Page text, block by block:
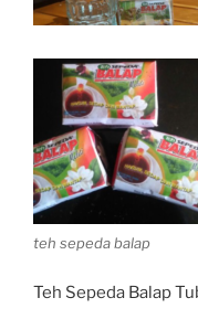
teh sepeda balap
Teh Sepeda Balap